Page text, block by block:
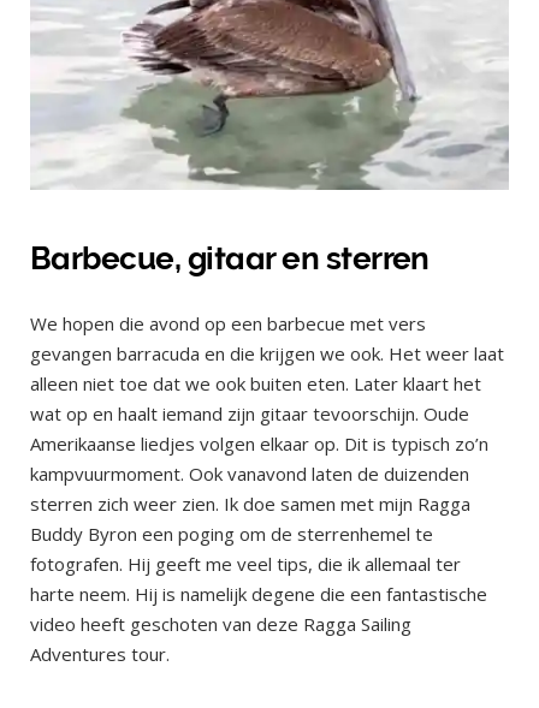
Barbecue, gitaar en sterren
We hopen die avond op een barbecue met vers
gevangen barracuda en die krijgen we ook. Het weer laat
alleen niet toe dat we ook buiten eten. Later klaart het
wat op en haalt iemand zijn gitaar tevoorschijn. Oude
Amerikaanse liedjes volgen elkaar op. Dit is typisch zo’n
kampvuurmoment. Ook vanavond laten de duizenden
sterren zich weer zien. Ik doe samen met mijn Ragga
Buddy Byron een poging om de sterrenhemel te
fotografen. Hij geeft me veel tips, die ik allemaal ter
harte neem. Hij is namelijk degene die een fantastische
video heeft geschoten van deze Ragga Sailing
Adventures tour.